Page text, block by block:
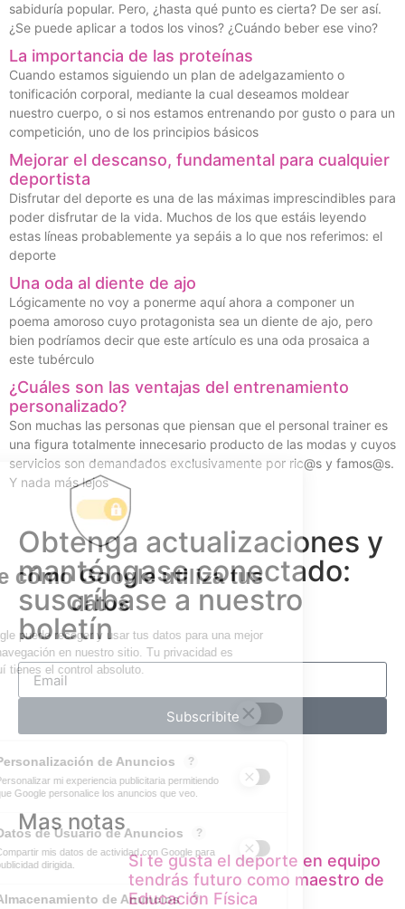
sabiduría popular. Pero, ¿hasta qué punto es cierta? De ser así.
¿Se puede aplicar a todos los vinos? ¿Cuándo beber ese vino?
La importancia de las proteínas
Cuando estamos siguiendo un plan de adelgazamiento o
tonificación corporal, mediante la cual deseamos moldear
nuestro cuerpo, o si nos estamos entrenando por gusto o para un
competición, uno de los principios básicos
Mejorar el descanso, fundamental para cualquier
deportista
Disfrutar del deporte es una de las máximas imprescindibles para
poder disfrutar de la vida. Muchos de los que estáis leyendo
estas líneas probablemente ya sepáis a lo que nos referimos: el
deporte
Una oda al diente de ajo
Lógicamente no voy a ponerme aquí ahora a componer un
poema amoroso cuyo protagonista sea un diente de ajo, pero
bien podríamos decir que este artículo es una oda prosaica a
este tubérculo
¿Cuáles son las ventajas del entrenamiento
personalizado?
Son muchas las personas que piensan que el personal trainer es
una figura totalmente innecesario producto de las modas y cuyos
servicios son demandados exclusivamente por ric@s y famos@s.
Y nada más lejos
Obtenga actualizaciones y
manténgase conectado:
suscríbase a nuestro
boletín
Subscribite
Mas notas
Si te gusta el deporte en equipo
tendrás futuro como maestro de
Educación Física